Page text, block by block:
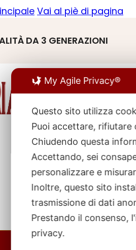
Vai al piè di pagina
DA 3 GENERAZIONI
My Agile Privacy®
Questo sito utilizza
Puoi accettare, rifiutare
Chiudendo questa
Accettando, sei
personalizzare e
Inoltre, questo sito
trasmissione di dati
Prestando il consenso,
privacy.